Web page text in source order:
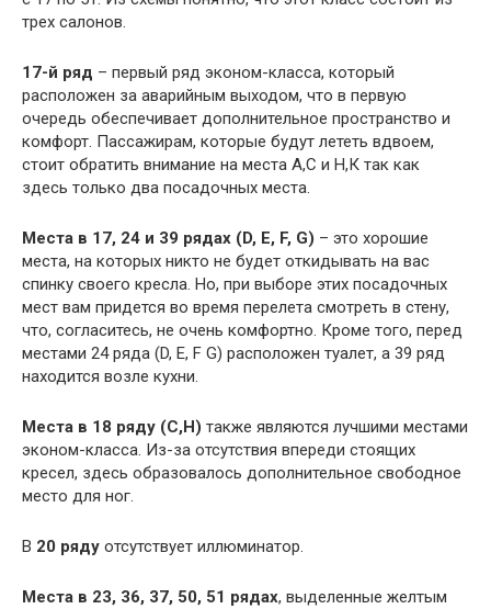
трех салонов.
17-й ряд – первый ряд эконом-класса, который
расположен за аварийным выходом, что в первую
очередь обеспечивает дополнительное пространство и
комфорт. Пассажирам, которые будут лететь вдвоем,
стоит обратить внимание на места А,С и Н,К так как
здесь только два посадочных места.
Места в 17, 24 и 39 рядах (D, E, F, G) – это хорошие
места, на которых никто не будет откидывать на вас
спинку своего кресла. Но, при выборе этих посадочных
мест вам придется во время перелета смотреть в стену,
что, согласитесь, не очень комфортно. Кроме того, перед
местами 24 ряда (D, E, F G) расположен туалет, а 39 ряд
находится возле кухни.
Места в 18 ряду (С,Н) также являются лучшими местами
эконом-класса. Из-за отсутствия впереди стоящих
кресел, здесь образовалось дополнительное свободное
место для ног.
В 20 ряду отсутствует иллюминатор.
Места в 23, 36, 37, 50, 51 рядах, выделенные желтым